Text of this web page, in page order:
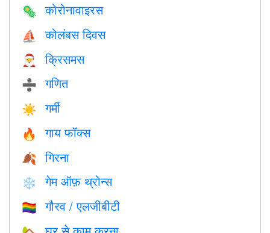
🦠 कोरोनावाइरस
⛵️ कोलंबस दिवस
🎅 क्रिसमस
➗ गणित
☀️ गर्मी
🔥 गाय फॉक्स
🍂 गिरना
❄️ गेम ऑफ़ थ्रोन्स
🏳️‍🌈 गौरव / एलजीबीटी